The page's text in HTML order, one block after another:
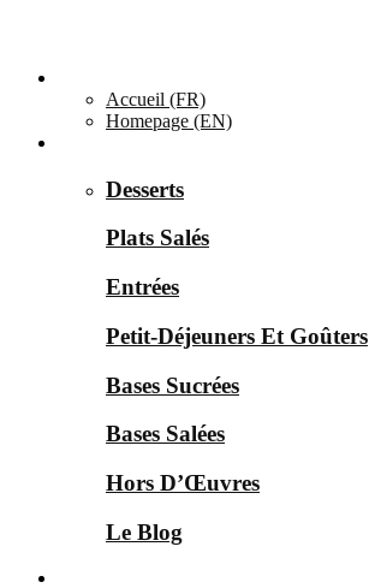
Accueil (FR)
Homepage (EN)
Desserts
Plats Salés
Entrées
Petit-Déjeuners Et Goûters
Bases Sucrées
Bases Salées
Hors D’Œuvres
Le Blog